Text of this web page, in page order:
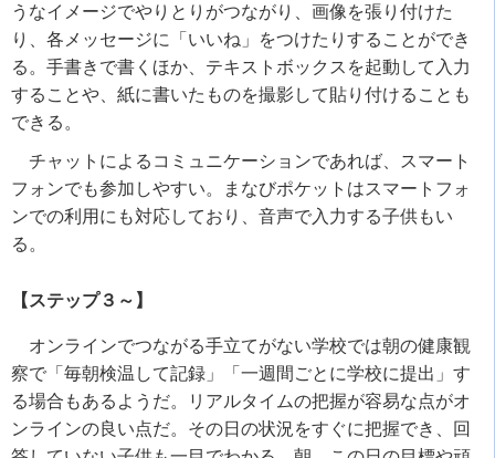
うなイメージでやりとりがつながり、画像を張り付けた
り、各メッセージに「いいね」をつけたりすることができ
る。手書きで書くほか、テキストボックスを起動して入力
することや、紙に書いたものを撮影して貼り付けることも
できる。
チャットによるコミュニケーションであれば、スマート
フォンでも参加しやすい。まなびポケットはスマートフォ
ンでの利用にも対応しており、音声で入力する子供もい
る。
【ステップ３～】
オンラインでつながる手立てがない学校では朝の健康観
察で「毎朝検温して記録」「一週間ごとに学校に提出」す
る場合もあるようだ。リアルタイムの把握が容易な点がオ
ンラインの良い点だ。その日の状況をすぐに把握でき、回